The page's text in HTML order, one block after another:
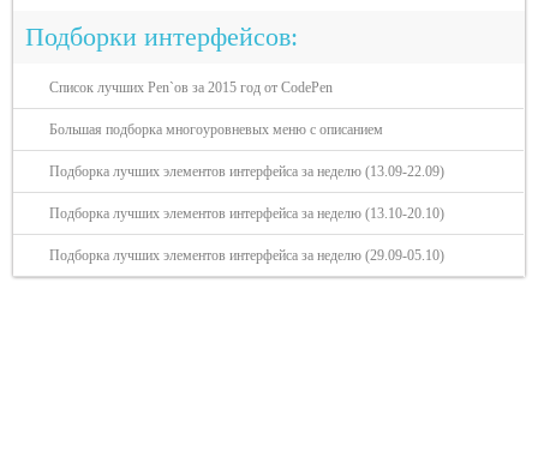
Подборки интерфейсов:
Список лучших Pen`ов за 2015 год от CodePen
Большая подборка многоуровневых меню с описанием
Подборка лучших элементов интерфейса за неделю (13.09-22.09)
Подборка лучших элементов интерфейса за неделю (13.10-20.10)
Подборка лучших элементов интерфейса за неделю (29.09-05.10)